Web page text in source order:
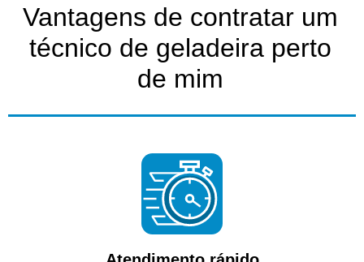
Vantagens de contratar um
técnico de geladeira perto
de mim